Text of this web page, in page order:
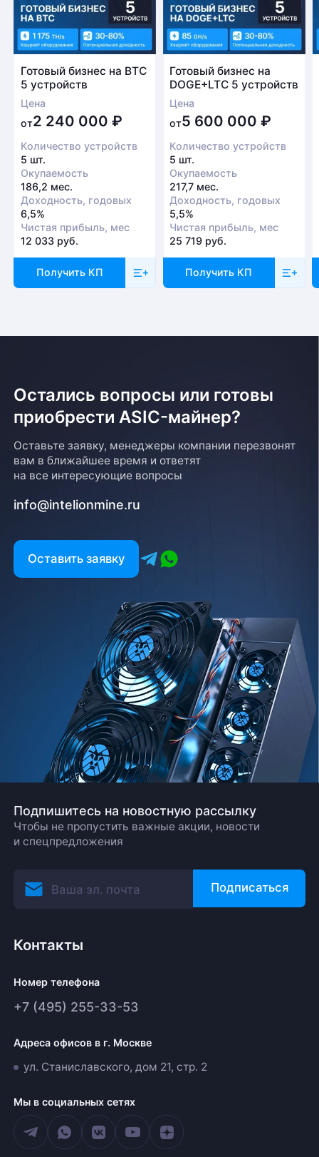
Заполните форму и мы свяжемся с вами в
ближайшее время
службы доставки при получении заказа. Доставка
осуществляется транспортной компанией, условия
обговариваются индивидуально с менеджером
Безналичный расчет
Это единственный способ оплаты в случае, если
заказ оформляется на юридическое лицо.
При получении заказа необходимо иметь при себе
доверенность от организации-заказчика и паспорт
для удостоверения личности
Доставка
Отправка товара осуществляется с понедельника
по пятницу с 10-00 до 19-00. При получении товара
Для того, чтобы оформить возврат товара, клиенту
необходимо связаться с менеджером, который
в соответствии с регламентом Компании после
Есть вопрос?
Заполните форму и мы свяжемся с вами в
Заказать звонок
Готовый бизнес на BTC
5 устройств
Цена
от2 240 000 ₽
Количество устройств
5 шт.
Окупаемость
186,2 мес.
Доходность, годовых
6,5%
Чистая прибыль, мес
12 033 руб.
Получить КП
Готовый бизнес на
DOGE+LTC 5 устройств
Цена
от5 600 000₽
Количество устройств
5 шт.
Окупаемость
217,7 мес.
Доходность, годовых
5,5%
Чистая прибыль, мес
25 719 руб.
Получить КП
Остались вопросы или готовы
приобрести ASIC-майнер?
Оставьте заявку, менеджеры компании перезвонят
вам в ближайшее время и ответят
на все интересующие вопросы
info@intelionmine.ru
Оставить заявку
Подпишитесь на новостную рассылку
Чтобы не пропустить важные акции, новости
и спецпредложения
Подписаться
Контакты
Номер телефона
+7 (495) 255-33-53
Адреса офисов в г. Москве
ул. Станиславского, дом 21, стр. 2
Мы в социальных сетях